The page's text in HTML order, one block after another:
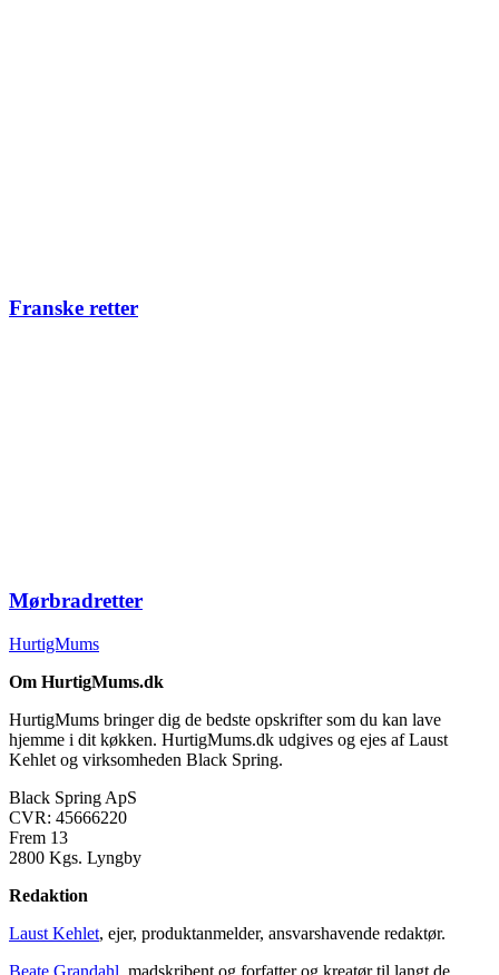
Franske retter
Mørbradretter
HurtigMums
Om HurtigMums.dk
HurtigMums bringer dig de bedste opskrifter som du kan lave
hjemme i dit køkken. HurtigMums.dk udgives og ejes af Laust
Kehlet og virksomheden Black Spring.
Black Spring ApS
CVR: 45666220
Frem 13
2800 Kgs. Lyngby
Redaktion
Laust Kehlet, ejer, produktanmelder, ansvarshavende redaktør.
Beate Grandahl , madskribent og forfatter og kreatør til langt de